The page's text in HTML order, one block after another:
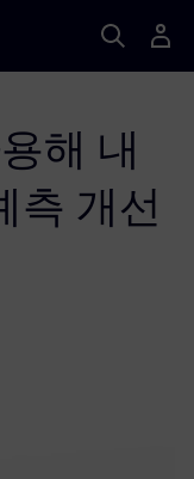
해 내
측 개선